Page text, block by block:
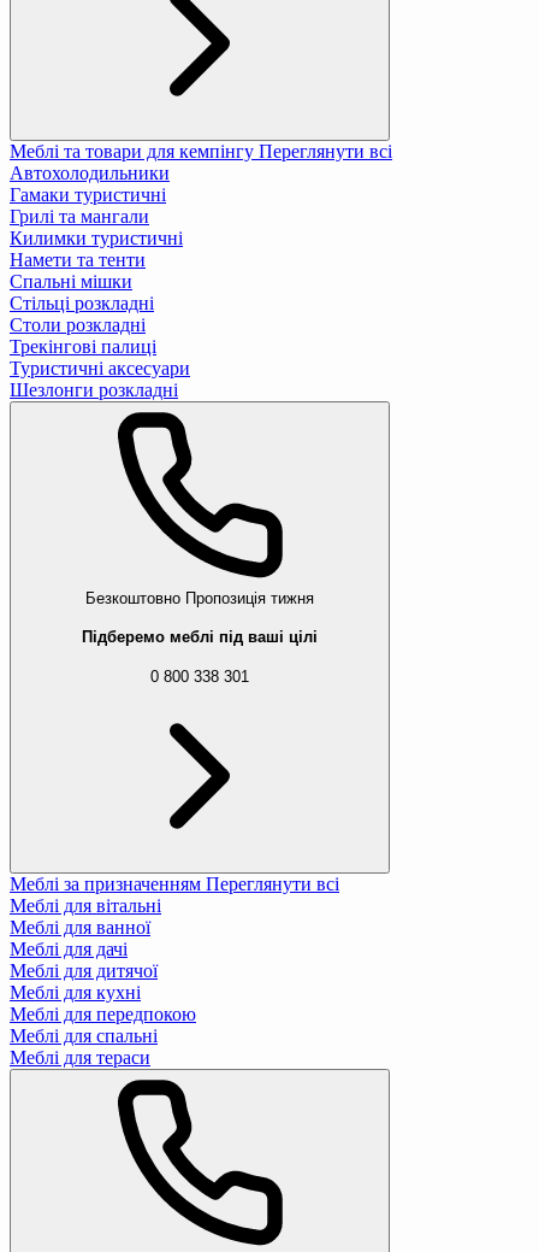
Меблі та товари для кемпінгу Переглянути всі
Автохолодильники
Гамаки туристичні
Грилі та мангали
Килимки туристичні
Намети та тенти
Спальні мішки
Стільці розкладні
Столи розкладні
Трекінгові палиці
Туристичні аксесуари
Шезлонги розкладні
Безкоштовно Пропозиція тижня
Підберемо меблі під ваші цілі
0 800 338 301
Меблі за призначенням Переглянути всі
Меблі для вітальні
Меблі для ванної
Меблі для дачі
Меблі для дитячої
Меблі для кухні
Меблі для передпокою
Меблі для спальні
Меблі для тераси